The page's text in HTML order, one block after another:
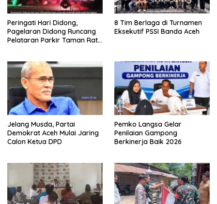
Peringati Hari Didong,
Pagelaran Didong Runcang
Pelataran Parkir Taman Ratu
8 Tim Berlaga di Turnamen
Eksekutif PSSI Banda Aceh
Jelang Musda, Partai
Demokrat Aceh Mulai Jaring
Calon Ketua DPD
Pemko Langsa Gelar
Penilaian Gampong
Berkinerja Baik 2026